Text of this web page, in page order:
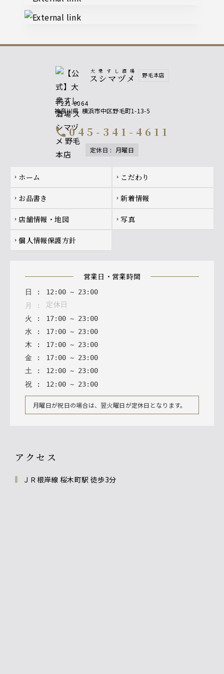
大衆すし酒場
スシマヅメ 野毛本店
〒231-0064
神奈川県 横浜市中区野毛町1-13-5
call045-341-4611
定休日 : 月曜日
Footer navigation
chevron_right ホーム chevron_right こだわり
chevron_right お品書き chevron_right 新着情報
chevron_right 店舗情報・地図 chevron_right 写真
chevron_right 個人情報保護方針
営業日・営業時間
日 : 12: 00 ~ 23: 00
月
:
定休日
火
: 17: 00 ~ 23: 00
水 : 17: 00 ~ 23: 00
木 : 17: 00 ~ 23: 00
金 : 17: 00 ~ 23: 00
土 : 12: 00 ~ 23: 00
祝 : 12 : 00 ~ 23: 00
月曜日が祝日の場合は、翌火曜日が定休日となります。
アクセス
ＪＲ根岸線 桜木町駅 徒歩3分